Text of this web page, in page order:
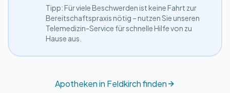
Tipp: Für viele Beschwerden ist keine Fahrt zur
Bereitschaftspraxis nötig – nutzen Sie unseren
Telemedizin-Service für schnelle Hilfe von zu
Hause aus.
Apotheken in Feldkirch finden